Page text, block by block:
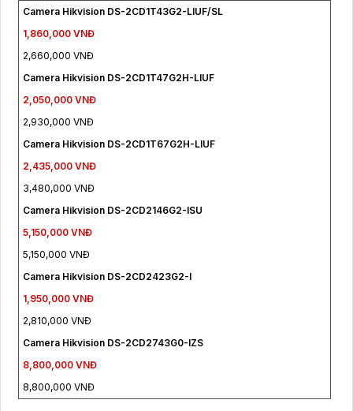
Camera Hikvision DS-2CD1T43G2-LIUF/SL
1,860,000 VNĐ
2,660,000 VNĐ
Camera Hikvision DS-2CD1T47G2H-LIUF
2,050,000 VNĐ
2,930,000 VNĐ
Camera Hikvision DS-2CD1T67G2H-LIUF
2,435,000 VNĐ
3,480,000 VNĐ
Camera Hikvision DS-2CD2146G2-ISU
5,150,000 VNĐ
5,150,000 VNĐ
Camera Hikvision DS-2CD2423G2-I
1,950,000 VNĐ
2,810,000 VNĐ
Camera Hikvision DS-2CD2743G0-IZS
8,800,000 VNĐ
8,800,000 VNĐ